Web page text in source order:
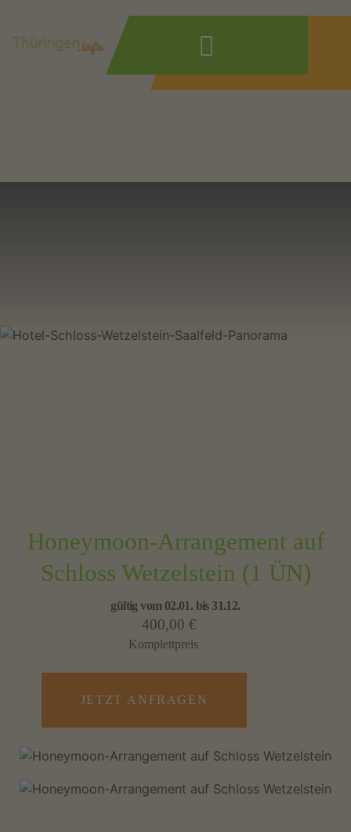
Wonach suchen
Hotel "Schloss Wetzelstein"
Honeymoon-Arrangement auf
Schloss Wetzelstein (1 ÜN)
gültig vom 02.01. bis 31.12.
400,00 €
Komplettpreis
JETZT ANFRAGEN